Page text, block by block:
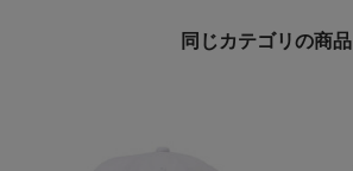
同じカテゴリの商品